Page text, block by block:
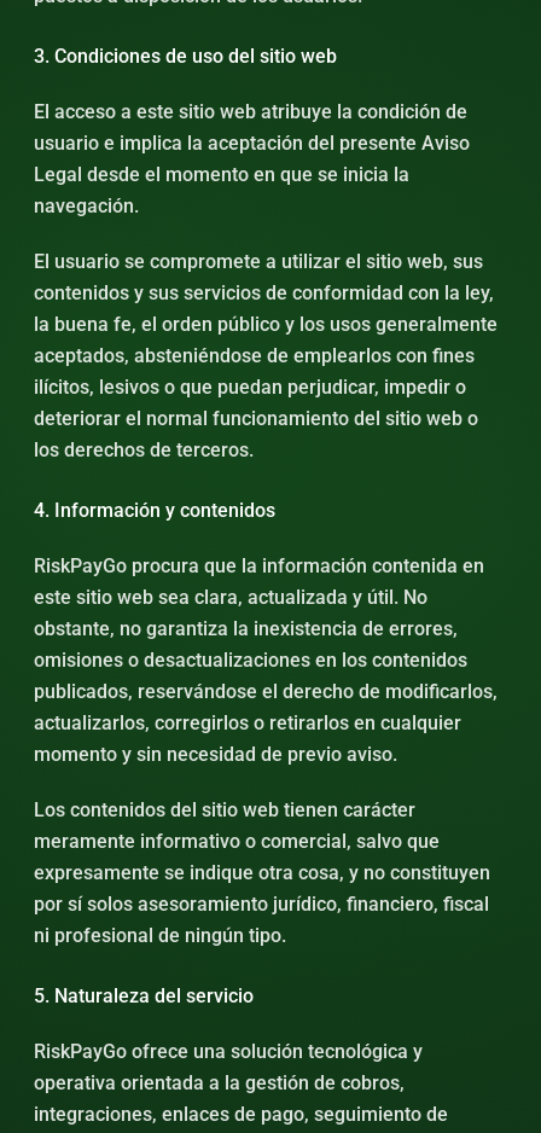
3. Condiciones de uso del sitio web
El acceso a este sitio web atribuye la condición de
usuario e implica la aceptación del presente Aviso
Legal desde el momento en que se inicia la
navegación.
El usuario se compromete a utilizar el sitio web, sus
contenidos y sus servicios de conformidad con la ley,
la buena fe, el orden público y los usos generalmente
aceptados, absteniéndose de emplearlos con fines
ilícitos, lesivos o que puedan perjudicar, impedir o
deteriorar el normal funcionamiento del sitio web o
los derechos de terceros.
4. Información y contenidos
RiskPayGo procura que la información contenida en
este sitio web sea clara, actualizada y útil. No
obstante, no garantiza la inexistencia de errores,
omisiones o desactualizaciones en los contenidos
publicados, reservándose el derecho de modificarlos,
actualizarlos, corregirlos o retirarlos en cualquier
momento y sin necesidad de previo aviso.
Los contenidos del sitio web tienen carácter
meramente informativo o comercial, salvo que
expresamente se indique otra cosa, y no constituyen
por sí solos asesoramiento jurídico, financiero, fiscal
ni profesional de ningún tipo.
5. Naturaleza del servicio
RiskPayGo ofrece una solución tecnológica y
operativa orientada a la gestión de cobros,
integraciones, enlaces de pago, seguimiento de